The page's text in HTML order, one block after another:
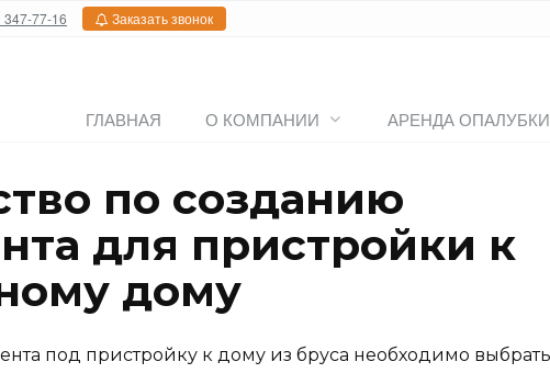
347-77-16 Заказать звонок
ГЛАВНАЯ О КОМПАНИИ АРЕНДА ОПАЛУБКИ
по созданию
для пристройки к
дому
под пристройку к дому из бруса необходимо выбрать